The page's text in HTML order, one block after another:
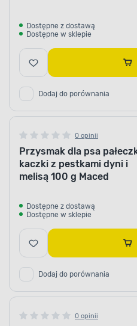
Dostępne z dostawą
Dostępne w sklepie
Dodaj do porównania
0 opinii
Przysmak dla psa
kaczki z pestkami dyni i
melisą 100 g Maced
Dostępne z dostawą
Dostępne w sklepie
Dodaj do porównania
0 opinii